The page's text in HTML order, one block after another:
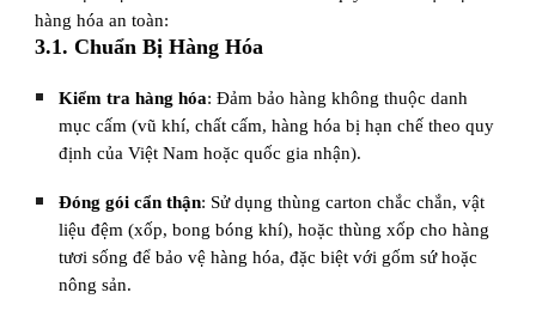
hàng hóa an toàn:
3.1. Chuẩn Bị Hàng Hóa
Kiểm tra hàng hóa: Đảm bảo hàng không thuộc danh
mục cấm (vũ khí, chất cấm, hàng hóa bị hạn chế theo quy
định của Việt Nam hoặc quốc gia nhận).
Đóng gói cẩn thận: Sử dụng thùng carton chắc chắn, vật
liệu đệm (xốp, bong bóng khí), hoặc thùng xốp cho hàng
tươi sống để bảo vệ hàng hóa, đặc biệt với gốm sứ hoặc
nông sản.